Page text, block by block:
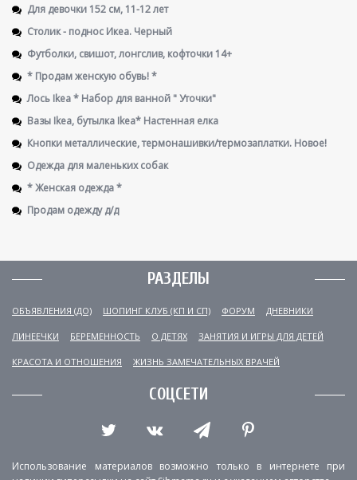
Для девочки 152 см, 11-12 лет
Столик - поднос Икеа. Черный
Футболки, свишот, лонгслив, кофточки 14+
* Продам женскую обувь! *
Лось Ikea * Набор для ванной " Уточки"
Вазы Ikea, бутылка Ikea* Настенная елка
Кнопки металлические, термонашивки/термозаплатки. Новое!
Одежда для маленьких собак
* Женская одежда *
Продам одежду д/д
РАЗДЕЛЫ
ОБЪЯВЛЕНИЯ (ДО) ШОПИНГ КЛУБ (КП И СП) ФОРУМ ДНЕВНИКИ
ЛИНЕЕЧКИ БЕРЕМЕННОСТЬ О ДЕТЯХ ЗАНЯТИЯ И ИГРЫ ДЛЯ ДЕТЕЙ
КРАСОТА И ОТНОШЕНИЯ ЖИЗНЬ ЗАМЕЧАТЕЛЬНЫХ ВРАЧЕЙ
СОЦСЕТИ
Использование материалов возможно только в интернете при